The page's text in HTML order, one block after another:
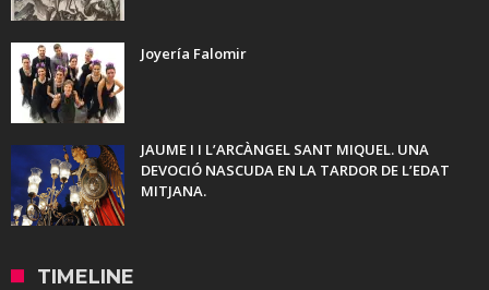
Joyería Falomir
JAUME I I L’ARCÀNGEL SANT MIQUEL. UNA
DEVOCIÓ NASCUDA EN LA TARDOR DE L’EDAT
MITJANA.
TIMELINE